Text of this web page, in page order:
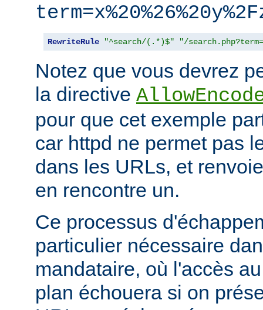
RewriteRule "^search/(.*)$" "/
Notez que vous devrez
la directive
pour que cet exemple
car httpd ne permet pas
dans les URLs, et
en rencontre un.
Ce processus
particulier nécessaire
mandataire, où l'accès
plan échouera si on